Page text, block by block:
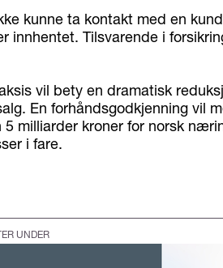
kunne ta kontakt med en
innhentet. Tilsvarende i
vil bety en dramatisk
En forhåndsgodkjenning vil
milliarder kroner for norsk
i fare.
UNDER